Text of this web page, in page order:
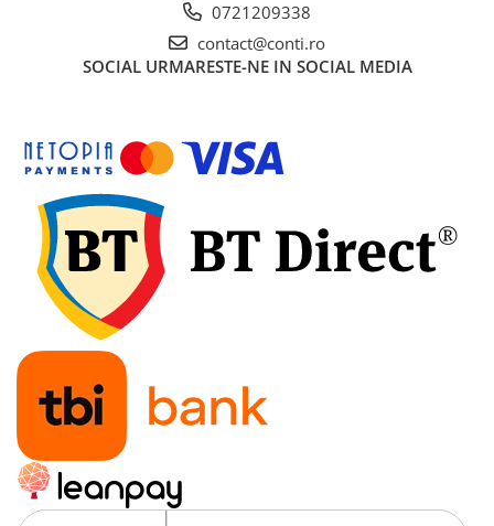
Truse de scule universale
Scule prelucrare placi ceramice
Motoare termice
Generatoare de curent
Generatoare digitale/Inverter
Generatoare uz general
Generatoare de curent continuu
Generatoare insonorizate
Generatoare pentru sudura
Automatizari generatoare
Incarcatoare portabile
Statii de incarcare portabile
Statii de incarcare de mare putere
Baterii LiFePO4 (litiu-fosfat de fier)
0721209338
contact@conti.ro
SOCIAL URMARESTE-NE IN SOCIAL MEDIA